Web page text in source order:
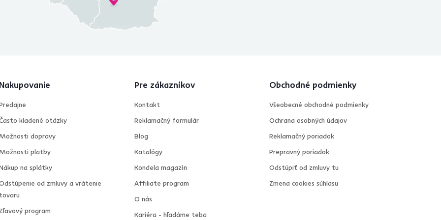
Nakupovanie
kladené otázky
dopravy
platby
na splátky
od zmluvy a vrátenie
tovaru
Zľavový program
Pre zákazníkov
Kontakt
Reklamačný formulár
Blog
Katalógy
Kondela magazín
Affiliate program
O nás
Kariéra - hľadáme teba
Obchodné podmienky
Všeobecné obchodné podmienky
Ochrana osobných údajov
Reklamačný poriadok
Prepravný poriadok
Odstúpiť od zmluvy tu
Zmena cookies súhlasu